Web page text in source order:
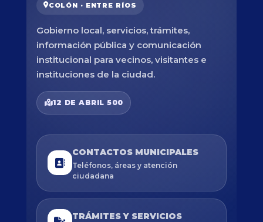
COLÓN · ENTRE RÍOS
Gobierno local, servicios, trámites,
información pública y comunicación
institucional para vecinos, visitantes e
instituciones de la ciudad.
12 DE ABRIL 500
CONTACTOS MUNICIPALES
Teléfonos, áreas y atención
ciudadana
TRÁMITES Y SERVICIOS